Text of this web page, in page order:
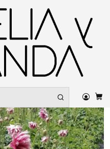
Aquilegia Nora Barlow